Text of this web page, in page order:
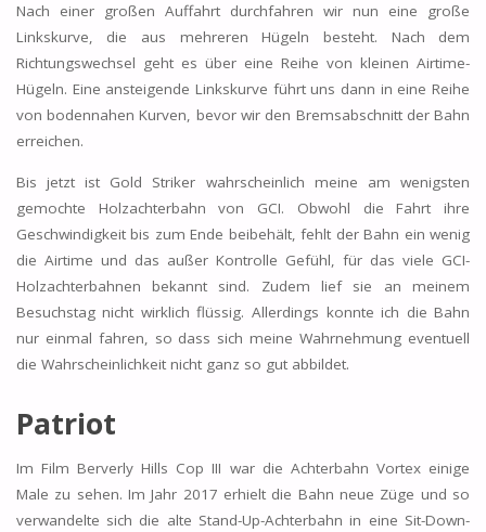
Nach einer großen Auffahrt durchfahren wir nun eine große
Linkskurve, die aus mehreren Hügeln besteht. Nach dem
Richtungswechsel geht es über eine Reihe von kleinen Airtime-
Hügeln. Eine ansteigende Linkskurve führt uns dann in eine Reihe
von bodennahen Kurven, bevor wir den Bremsabschnitt der Bahn
erreichen.
Bis jetzt ist Gold Striker wahrscheinlich meine am wenigsten
gemochte Holzachterbahn von GCI. Obwohl die Fahrt ihre
Geschwindigkeit bis zum Ende beibehält, fehlt der Bahn ein wenig
die Airtime und das außer Kontrolle Gefühl, für das viele GCI-
Holzachterbahnen bekannt sind. Zudem lief sie an meinem
Besuchstag nicht wirklich flüssig. Allerdings konnte ich die Bahn
nur einmal fahren, so dass sich meine Wahrnehmung eventuell
die Wahrscheinlichkeit nicht ganz so gut abbildet.
Patriot
Im Film Berverly Hills Cop III war die Achterbahn Vortex einige
Male zu sehen. Im Jahr 2017 erhielt die Bahn neue Züge und so
verwandelte sich die alte Stand-Up-Achterbahn in eine Sit-Down-